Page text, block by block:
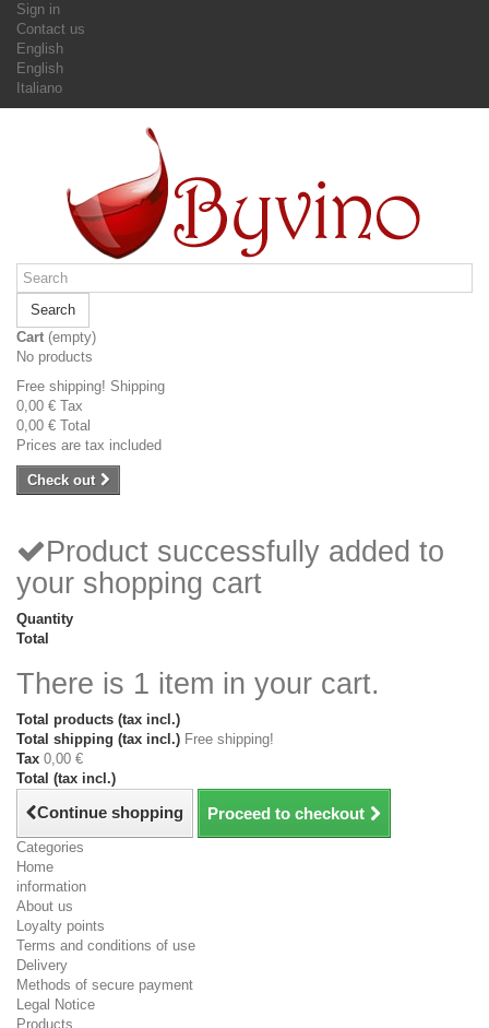
Sign in
Contact us
English
English
Italiano
Search
Cart (empty)
No products
Free shipping! Shipping
0,00 € Tax
0,00 € Total
Prices are tax included
Check out
Product successfully added to
your shopping cart
Quantity
Total
There is 1 item in your cart.
Total products (tax incl.)
Total shipping (tax incl.) Free shipping!
Tax 0,00 €
Total (tax incl.)
Continue shopping Proceed to checkout
Categories
Home
information
About us
Loyalty points
Terms and conditions of use
Delivery
Methods of secure payment
Legal Notice
Products